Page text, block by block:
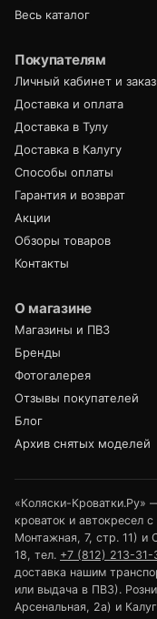
Весь каталог
Покупателям
Личный кабинет и
Доставка и оплата
Доставка в Тулу
Доставка в Калугу
Способы оплаты
Гарантия и возврат
Акции
Обзоры товаров
Контакты
О магазине
Магазины и ПВЗ
Бренды
Фотогалерея
Отзывы покупателей
Блог
Архив снятых моделей
«Коляски-Кроватки.Ру»
кроваток и автокресел
Монтажная, 7, стр. 11) и
18, тел. +7 (812) 213-31-
доставка нашим
или выдача в ПВЗ).
Арсенальная, 2а) и